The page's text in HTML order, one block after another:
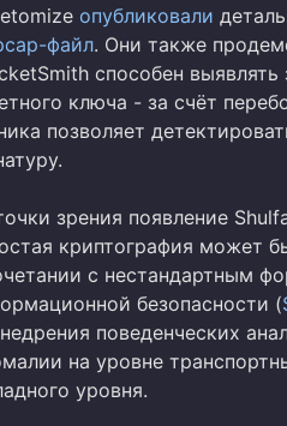
опубликовали
файл. Они также
способен
ключа - за счёт
позволяет
зрения появление
криптография может
с нестандартным
безопасности (
поведенческих
на уровне
уровня.